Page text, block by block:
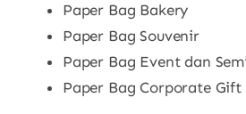
Paper Bag Bakery
Paper Bag Souvenir
Paper Bag Event dan
Paper Bag Corporate Gift